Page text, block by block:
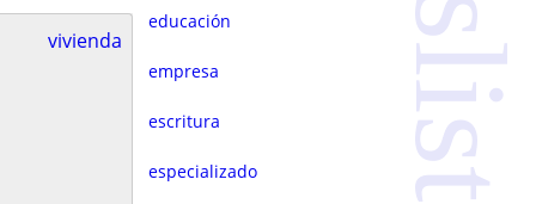
vivienda
educación
empresa
escritura
especializado